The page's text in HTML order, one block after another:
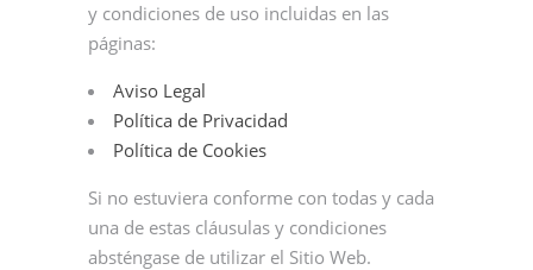
y condiciones de uso incluidas en las
páginas:
Aviso Legal
Política de Privacidad
Política de Cookies
Si no estuviera conforme con todas y cada
una de estas cláusulas y condiciones
absténgase de utilizar el Sitio Web.